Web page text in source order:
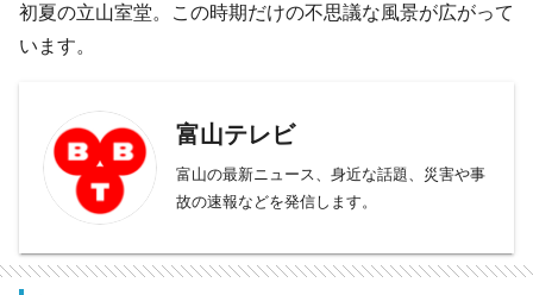
初夏の立山室堂。この時期だけの不思議な風景が広がって
います。
富山テレビ
富山の最新ニュース、身近な話題、災害や事
故の速報などを発信します。